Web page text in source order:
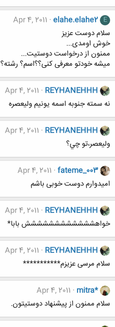
E
elahe.elahe2
Apr 4, 2011
سلام دوست عزیز
خوش اومدی...
ممنون از درخواست دوستیت...
میشه خودتو معرفی کنی؟؟اسم؟ رشته؟
REYHANEHHH
Apr 4, 2011
نه سمته جنوبه اسمه يونيم وليعصره
REYHANEHHH
Apr 4, 2011
وليعصر،تو چي؟
fateme_003
Apr 4, 2011
امیدوارم دوست خوبی باشم
REYHANEHHH
Apr 4, 2011
خواهشششششششششششش بابا*
REYHANEHHH
Apr 4, 2011
سلام مرسی عزیزم***********
mitra*
Apr 4, 2011
سلام ممنون از پیشنهاد دوستیتون.